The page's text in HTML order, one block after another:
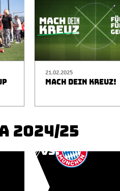
21.02.2025
MACH DEIN KREUZ!
2024/25